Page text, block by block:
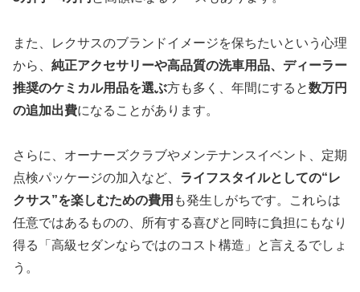
また、レクサスのブランドイメージを保ちたいという心理
から、 純正アクセサリーや高品質の洗車用品、ディーラー
推奨のケミカル用品を選ぶ方も多く、年間にすると数万円
の追加出費になることがあります。
さらに、オーナーズクラブやメンテナンスイベント、定期
点検パッケージの加入など、 ライフスタイルとしての“レ
クサス”を楽しむための費用 も発生しがちです。これらは
任意ではあるものの、所有する喜びと同時に負担にもなり
得る「高級セダンならではのコスト構造」と言えるでしょ
う。